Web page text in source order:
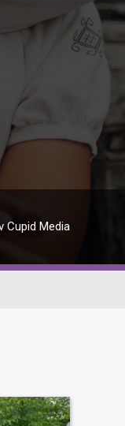
Cupid Media